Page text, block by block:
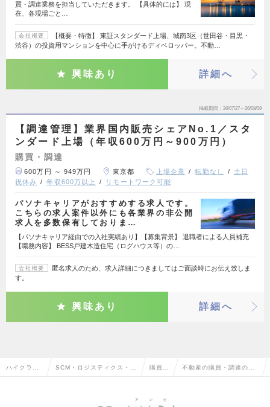
買・調達業務を担当していただきます。 【具体的には】 現
在、各現場ごと…
会社概要
【概要・特徴】 東証スタンダード上場、城南3区（世田谷・目黒・
渋谷）の投資用マンションを中心に手がけるディベロッパー。不動…
興味あり 詳細へ
掲載期間 26/07/27～26/08/09
【調達管理】業界国内販売シェアNo.1／スタ
ンダード上場（年収600万円～900万円）
購買・調達
600万円 ～ 949万円 東京都 上場企業 転勤なし
土日
祝休み
年収600万以上 リモートワーク可能
パソナキャリアがおすすめする求人です。
こちらの求人案件以外にも各業界の非公開
求人を多数保有しておりま…
【パソナキャリア経由での入社実績あり】【募集背景】 退職者による人員補充
【職務内容】 BESS戸建木造住宅（ログハウス等）の…
会社概要
匿名求人のため、求人詳細につきましてはご面談時にお伝え致しま
す。
興味あり 詳細へ
ハイクラス SCM・ロジスティクス・物 購買・ 不動産の購買・調達の転